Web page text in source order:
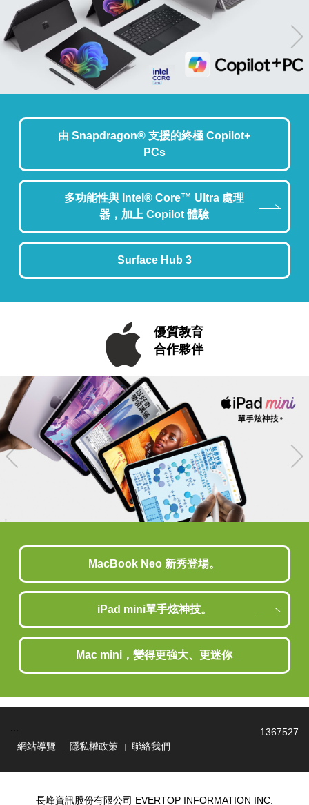
由 Snapdragon® 支援的終極 Copilot+
PCs
多功能性與 Intel® Core™ Ultra 處理
器，加上 Copilot 體驗
Surface Hub 3
優質教育
合作夥伴
MacBook Neo 新秀登場。
iPad mini單手炫神技。
Mac mini，變得更強大、更迷你
1367527
:::
網站導覽
隱私權政策 聯絡我們
長峰資訊股份有限公司 EVERTOP INFORMATION INC.